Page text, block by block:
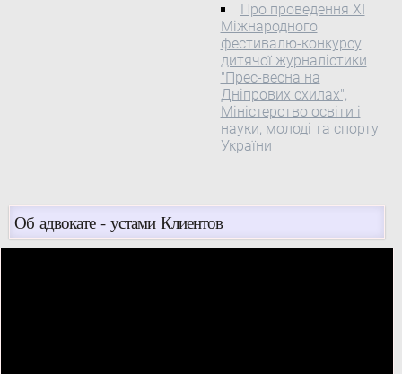
Про проведення XI
Міжнародного
фестивалю-конкурсу
дитячої журналістики
"Прес-весна на
Дніпрових схилах",
Міністерство освіти і
науки, молоді та спорту
України
Об адвокате - устами Клиентов